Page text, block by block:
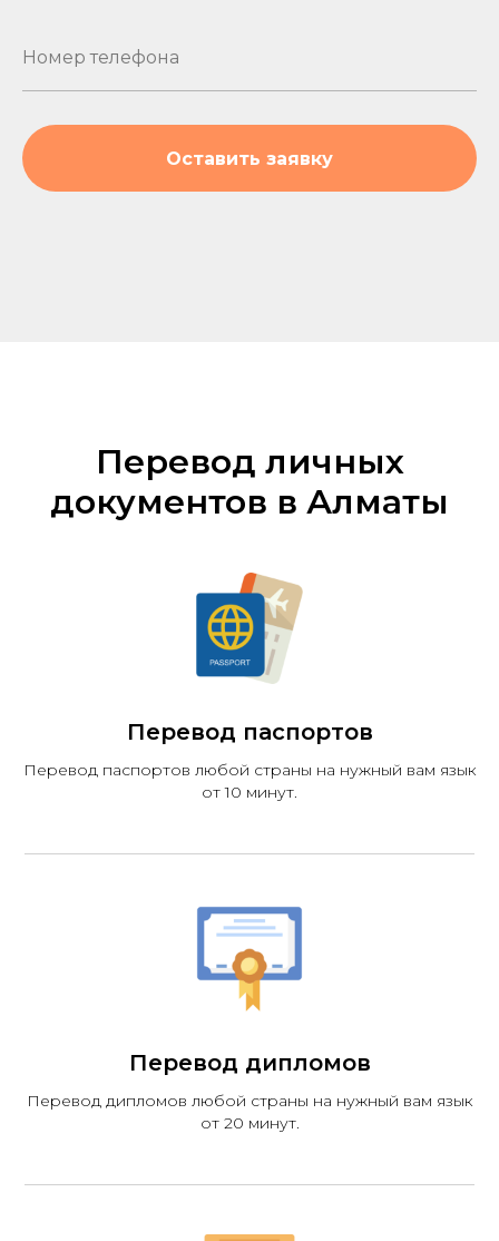
Оставить заявку
Перевод личных
документов в Алматы
Перевод паспортов
Перевод паспортов любой страны на нужный вам язык
от 10 минут.
Перевод дипломов
Перевод дипломов любой страны на нужный вам язык
от 20 минут.